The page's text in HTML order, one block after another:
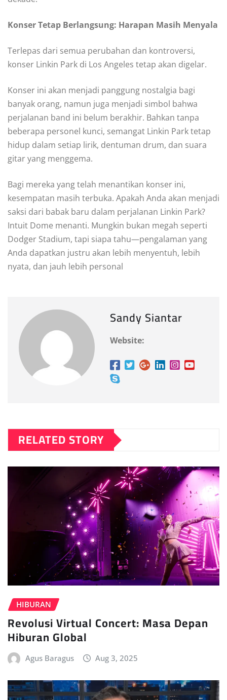
Konser Tetap Berlangsung: Harapan Masih Menyala
Terlepas dari semua perubahan dan kontroversi,
konser Linkin Park di Los Angeles tetap akan digelar.
Konser ini akan menjadi panggung nostalgia bagi
banyak orang, namun juga menjadi simbol bahwa
perjalanan band ini belum berakhir. Bahkan tanpa
beberapa personel kunci, semangat Linkin Park tetap
hidup dalam setiap lirik, dentuman drum, dan suara
gitar yang menggema.
Bagi mereka yang telah menantikan konser ini,
kesempatan masih terbuka. Apakah Anda akan menjadi
saksi dari babak baru dalam perjalanan Linkin Park?
Intuit Dome menanti. Mungkin bukan megah seperti
Dodger Stadium, tapi siapa tahu—pengalaman yang
Anda dapatkan justru akan lebih menyentuh, lebih
nyata, dan jauh lebih personal
Sandy Siantar
Website:
RELATED STORY
HIBURAN
Revolusi Virtual Concert: Masa Depan
Hiburan Global
Agus Baragus Aug 3, 2025